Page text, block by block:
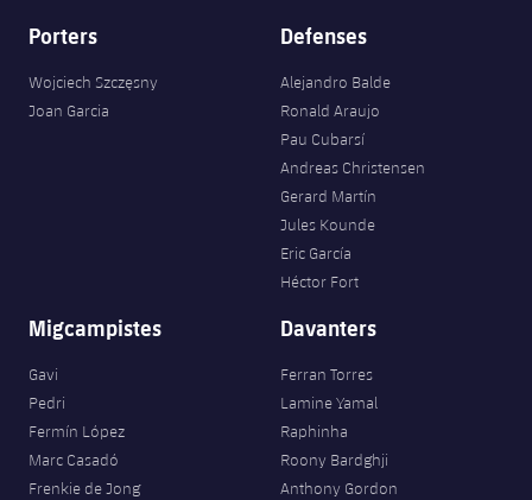
Porters
Wojciech Szczęsny
Joan Garcia
Defenses
Alejandro Balde
Ronald Araujo
Pau Cubarsí
Andreas Christensen
Gerard Martín
Jules Kounde
Eric García
Héctor Fort
Migcampistes
Gavi
Pedri
Fermín López
Marc Casadó
Frenkie de Jong
Davanters
Ferran Torres
Lamine Yamal
Raphinha
Roony Bardghji
Anthony Gordon